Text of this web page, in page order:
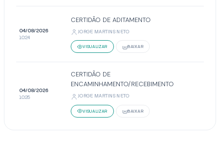
04/08/2026
10:24
CERTIDÃO DE ADITAMENTO
JORGE MARTINS NETO
VISUALIZAR BAIXAR
04/08/2026
10:25
CERTIDÃO DE
ENCAMINHAMENTO/RECEBIMENTO
JORGE MARTINS NETO
VISUALIZAR BAIXAR